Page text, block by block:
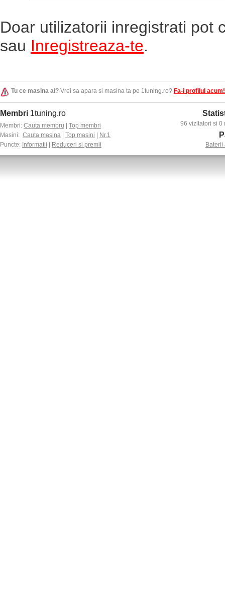
Doar utilizatorii inregistrati pot
sau Inregistreaza-te.
Tu ce masina ai? Vrei sa apara si masina ta pe 1tuning.ro? Fa-i profilul acum!
Membri 1tuning.ro
Membri: Cauta membru
Top membri
Masini: Cauta masina Top masini
Nr.1
Puncte: Informatii Reduceri si premii
96 vizitatori si 0